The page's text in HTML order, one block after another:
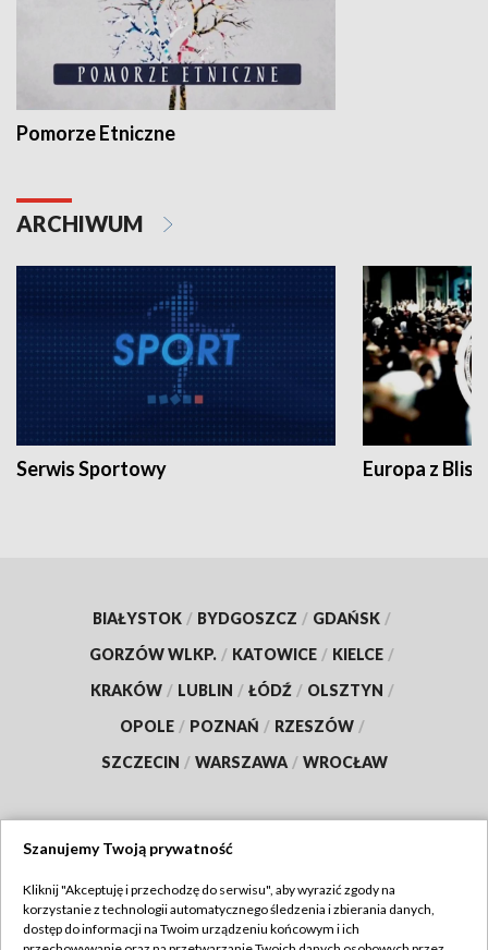
Pomorze Etniczne
ARCHIWUM
Serwis Sportowy Europa z
BIAŁYSTOK / BYDGOSZCZ / GDAŃSK /
GORZÓW WLKP. / KATOWICE / KIELCE /
KRAKÓW / LUBLIN / ŁÓDŹ / OLSZTYN /
OPOLE / POZNAŃ / RZESZÓW /
SZCZECIN / WARSZAWA / WROCŁAW
TVP
Szanujemy Twoją prywatność
Kliknij "Akceptuję i przechodzę do serwisu", aby wyrazić zgody na
korzystanie z technologii automatycznego śledzenia i zbierania danych,
dostęp do informacji na Twoim urządzeniu końcowym i ich